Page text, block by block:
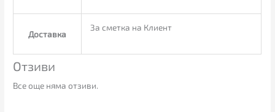
Доставка
За сметка на Клиент
Отзиви
Все още няма отзиви.